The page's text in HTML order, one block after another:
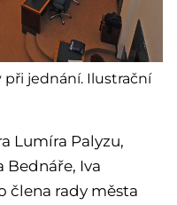
jednání. Ilustrační
Lumíra Palyzu,
Iva
člena rady města